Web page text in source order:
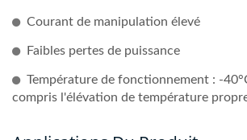
Courant de manipulation élevé
Faibles pertes de puissance
Température de fonctionnement : -
compris l'élévation de température